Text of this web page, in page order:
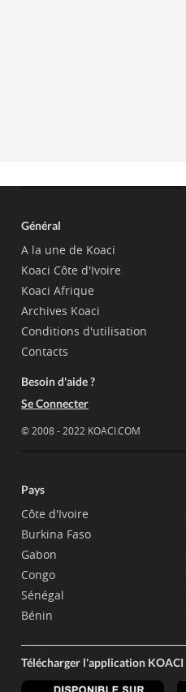
Général
A la une de Koaci
Koaci Côte d'Ivoire
Koaci Afrique
Archives Koaci
Conditions d'utilisation
Contacts
Besoin d'aide ?
Se Connecter
© 2008 - 2022 KOACI.COM
Pays
Côte d'Ivoire
Burkina Faso
Gabon
Congo
Sénégal
Bénin
Télécharger l'application KOACI